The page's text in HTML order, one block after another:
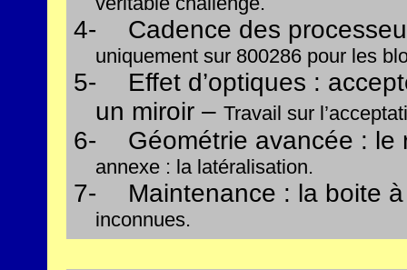
4- Cadence des
uniquement sur 800286 pour les
5-
Effet d’optiques :
un miroir – Travail sur
6- Géométrie avancée :
annexe : la latéralisation.
7- Maintenance : la boite
inconnues.